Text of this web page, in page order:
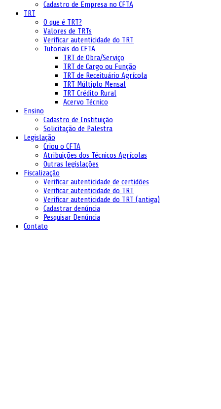
Cadastro de Empresa no CFTA
TRT
O que é TRT?
Valores de TRTs
Verificar autenticidade do TRT
Tutoriais do CFTA
TRT de Obra/Serviço
TRT de Cargo ou Função
TRT de Receituário Agrícola
TRT Múltiplo Mensal
TRT Crédito Rural
Acervo Técnico
Ensino
Cadastro de Instituição
Solicitação de Palestra
Legislação
Criou o CFTA
Atribuições dos Técnicos Agrícolas
Outras legislações
Fiscalização
Verificar autenticidade de certidões
Verificar autenticidade do TRT
Verificar autenticidade do TRT (antiga)
Cadastrar denúncia
Pesquisar Denúncia
Contato